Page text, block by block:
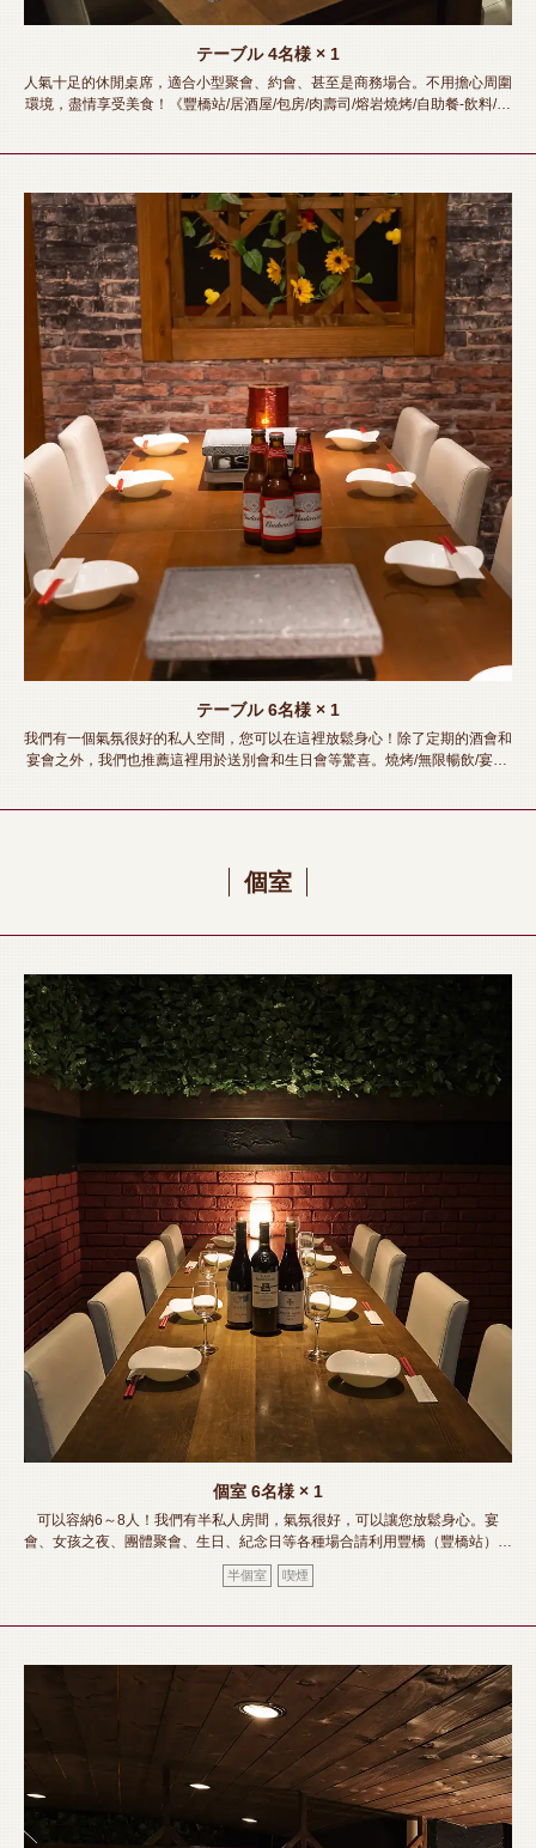
テーブル4名様 × 1
人氣十足的休閒桌席，適合小型聚會、約會、甚至是商務場合。不用擔心周圍
環境，盡情享受美食！《豐橋站/居酒屋/包房/肉壽司/熔岩燒烤/自助餐-飲料/宴
テーブル6名様 × 1
我們有一個氣氛很好的私人空間，您可以在這裡放鬆身心！除了定期的酒會和
宴會之外，我們也推薦這裡用於送別會和生日會等驚喜。燒烤/無限暢飲/宴會/
個室
個室 6名様 × 1
可以容納6～8人！我們有半私人房間，氣氛很好，可以讓您放鬆身心。宴
會、女孩之夜、團體聚會、生日、紀念日等各種場合請利用豐橋（豐橋站）。
《豐橋站/居酒屋/包房/肉壽司/熔岩烤/無限暢飲/宴會/酒會/女子會/迎送會》
半個室 喫煙